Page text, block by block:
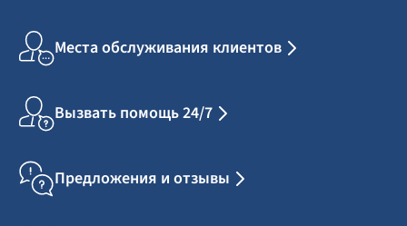
Места обслуживания клиентов
Вызвать помощь 24/7
Предложения и отзывы